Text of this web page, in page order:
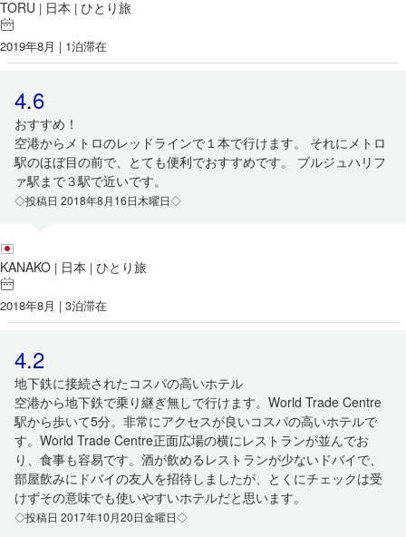
TORU | 日本 | ひとり旅
2019年8月 | 1泊滞在
4.6
おすすめ！
空港からメトロのレッドラインで１本で行けます。 それにメトロ
駅のほぼ目の前で、とても便利でおすすめです。 ブルジュハリフ
ァ駅まで３駅で近いです。
◇投稿日 2018年8月16日木曜日◇
KANAKO | 日本 | ひとり旅
2018年8月 | 3泊滞在
4.2
地下鉄に接続されたコスパの高いホテル
空港から地下鉄で乗り継ぎ無しで行けます。World Trade Centre
駅から歩いて5分。非常にアクセスが良いコスパの高いホテルで
す。World Trade Centre正面広場の横にレストランが並んでお
り、食事も容易です。酒が飲めるレストランが少ないドバイで、
部屋飲みにドバイの友人を招待しましたが、とくにチェックは受
けずその意味でも使いやすいホテルだと思います。
◇投稿日 2017年10月20日金曜日◇